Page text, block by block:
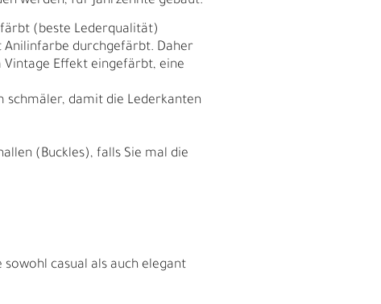
(beste Lederqualität)
Anilinfarbe durchgefärbt. Daher
Effekt eingefärbt, eine
schmäler, damit die Lederkanten
(Buckles), falls Sie mal die
casual als auch elegant